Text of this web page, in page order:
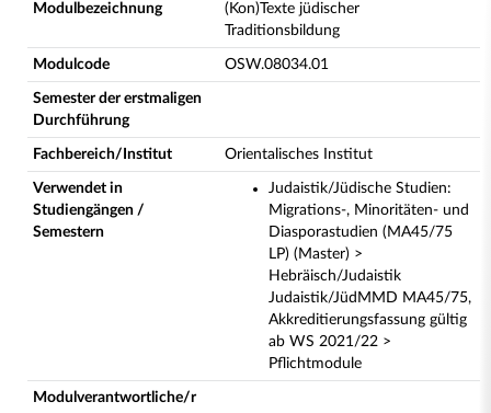
Modulbezeichnung
(Kon)Texte jüdischer
Traditionsbildung
Modulcode OSW.08034.01
Semester der erstmaligen
Durchführung
Fachbereich/Institut Orientalisches Institut
Verwendet in
Studiengängen /
Semestern
Judaistik/Jüdische Studien:
Migrations-, Minoritäten- und
Diasporastudien (MA45/75
LP) (Master) >
Hebräisch/Judaistik
Judaistik/JüdMMD MA45/75,
Akkreditierungsfassung gültig
ab WS 2021/22 >
Pflichtmodule
Modulverantwortliche/r